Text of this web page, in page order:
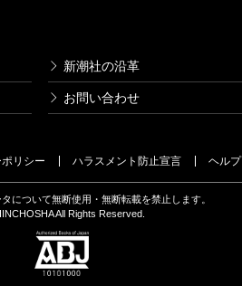
新潮社の沿革
お問い合わせ
リシー ハラスメント防止宣言 ヘルプ
について無断使用・無断転載を禁止します。
All Rights Reserved.